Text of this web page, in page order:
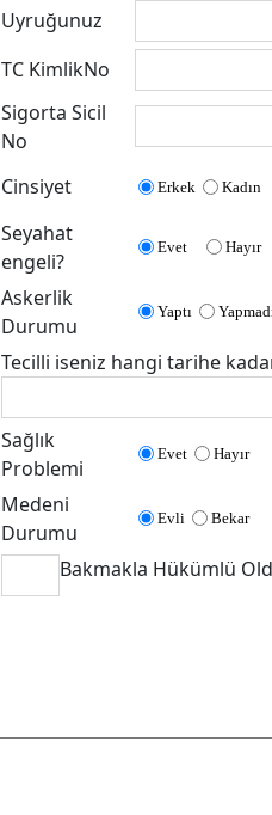
Uyruğunuz
TC KimlikNo
Sigorta Sicil
No
Cinsiyet
Erkek Kadın
Seyahat
engeli?
Evet Hayır
Askerlik
Durumu
Yaptı
Tecilli iseniz hangi tarihe
Sağlık
Problemi
Evet Hayır
Medeni
Durumu
Evli Bekar
Bakmakla Hükümlü